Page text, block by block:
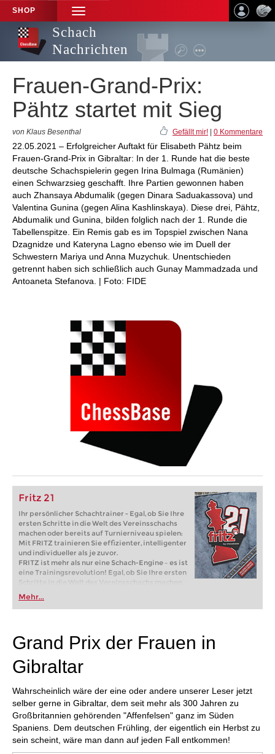
SHOP
TOGGLE
NAVIGATION
Schach
Nachrichten
Frauen-Grand-Prix:
Pähtz startet mit Sieg
von Klaus Besenthal Gefällt mir! 0 Kommentare
22.05.2021 – Erfolgreicher Auftakt für Elisabeth Pähtz beim
Frauen-Grand-Prix in Gibraltar: In der 1. Runde hat die beste
deutsche Schachspielerin gegen Irina Bulmaga (Rumänien)
einen Schwarzsieg geschafft. Ihre Partien gewonnen haben
auch Zhansaya Abdumalik (gegen Dinara Saduakassova) und
Valentina Gunina (gegen Alina Kashlinskaya). Diese drei, Pähtz,
Abdumalik und Gunina, bilden folglich nach der 1. Runde die
Tabellenspitze. Ein Remis gab es im Topspiel zwischen Nana
Dzagnidze und Kateryna Lagno ebenso wie im Duell der
Schwestern Mariya und Anna Muzychuk. Unentschieden
getrennt haben sich schließlich auch Gunay Mammadzada und
Antoaneta Stefanova. | Foto: FIDE
Fritz 21
Ihr persönlicher Schachtrainer - Egal, ob Sie Ihre
ersten Schritte in die Welt des Vereinsschachs
machen oder bereits auf Turnierniveau spielen:
Mit FRITZ trainieren Sie effizienter, intelligenter
und individueller als je zuvor.
FRITZ ist mehr als nur eine Schach-Engine – es ist
eine Trainingsrevolution! Egal, ob Sie Ihre ersten
Schritte in die Welt des Vereinsschachs machen
oder bereits auf Turnierniveau spielen: Mit
FRITZ trainieren Sie effizienter, intelligenter und
individueller als je zuvor.
Mehr...
Grand Prix der Frauen in
Gibraltar
Wahrscheinlich wäre der eine oder andere unserer Leser jetzt
selber gerne in Gibraltar, dem seit mehr als 300 Jahren zu
Großbritannien gehörenden "Affenfelsen" ganz im Süden
Spaniens. Dem deutschen Frühling, der eigentlich ein Herbst zu
sein scheint, wäre man dann auf jeden Fall entkommen!